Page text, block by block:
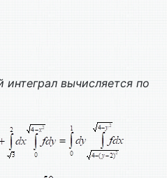
интеграл вычисляется по